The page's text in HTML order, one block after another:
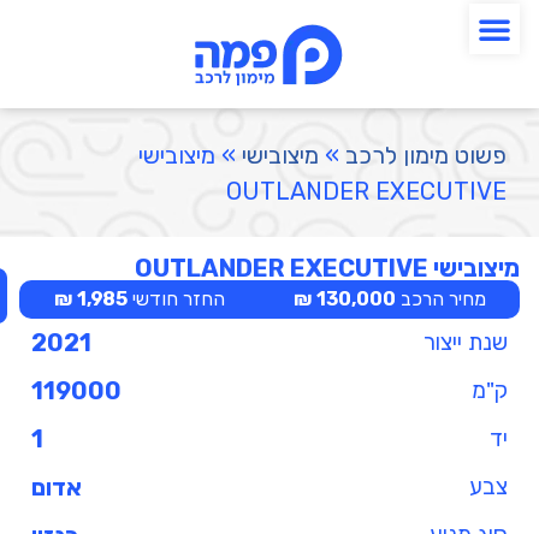
פשוט מימון לרכב » מיצובישי » מיצובישי
OUTLANDER EXECUTIVE
מיצובישי OUTLANDER EXECUTIVE
מחיר הרכב 130,000 ₪ החזר חודשי1,985 ₪
שנת ייצור 2021
ק"מ 119000
יד 1
צבע אדום